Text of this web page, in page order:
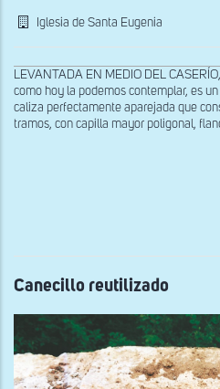
Iglesia de Santa Eugenia
LEVANTADA EN MEDIO DEL
como hoy la podemos contemplar, es
caliza perfectamente aparejada que
tramos, con capilla mayor poligonal,
Canecillo reutilizado